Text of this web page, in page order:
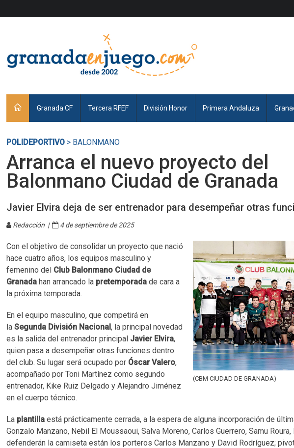
Granada CF Tercera RFEF División Honor Primera Andaluza
POLIDEPORTIVO > BALONMANO
Arranca el nuevo proyecto del
Balonmano Ciudad de Granada
Javier Elvira deja de ser entrenador para desempeñar otras
Redacción | 4 de septiembre de 2025
(CBM CIUDAD DE GRANADA)
Con el objetivo de consolidar un proyecto que nació
hace cuatro años, los equipos masculino y
femenino del Club Balonmano Ciudad de
Granada han arrancado la pretemporada de cara a
la próxima temporada.
En el equipo masculino, que competirá en
laSegunda División Nacional, la principal novedad
es la salida del entrenador principal Javier Elvira,
quien pasa a desempeñar otras funciones dentro
del club. Su lugar será ocupado por Óscar Valero,
acompañado por Toni Martínez como segundo
entrenador, Kike Ruiz Delgado y Alejandro Jiménez
en el cuerpo técnico.
La plantilla está prácticamente cerrada, a la espera de alguna incorporación de
Gonzalo Manzano, Nebil El Moussaoui, Salva Moreno, Carlos Guerrero, Samu
defenderán la camiseta están los porteros Carlos Manzano y David Rodríguez;